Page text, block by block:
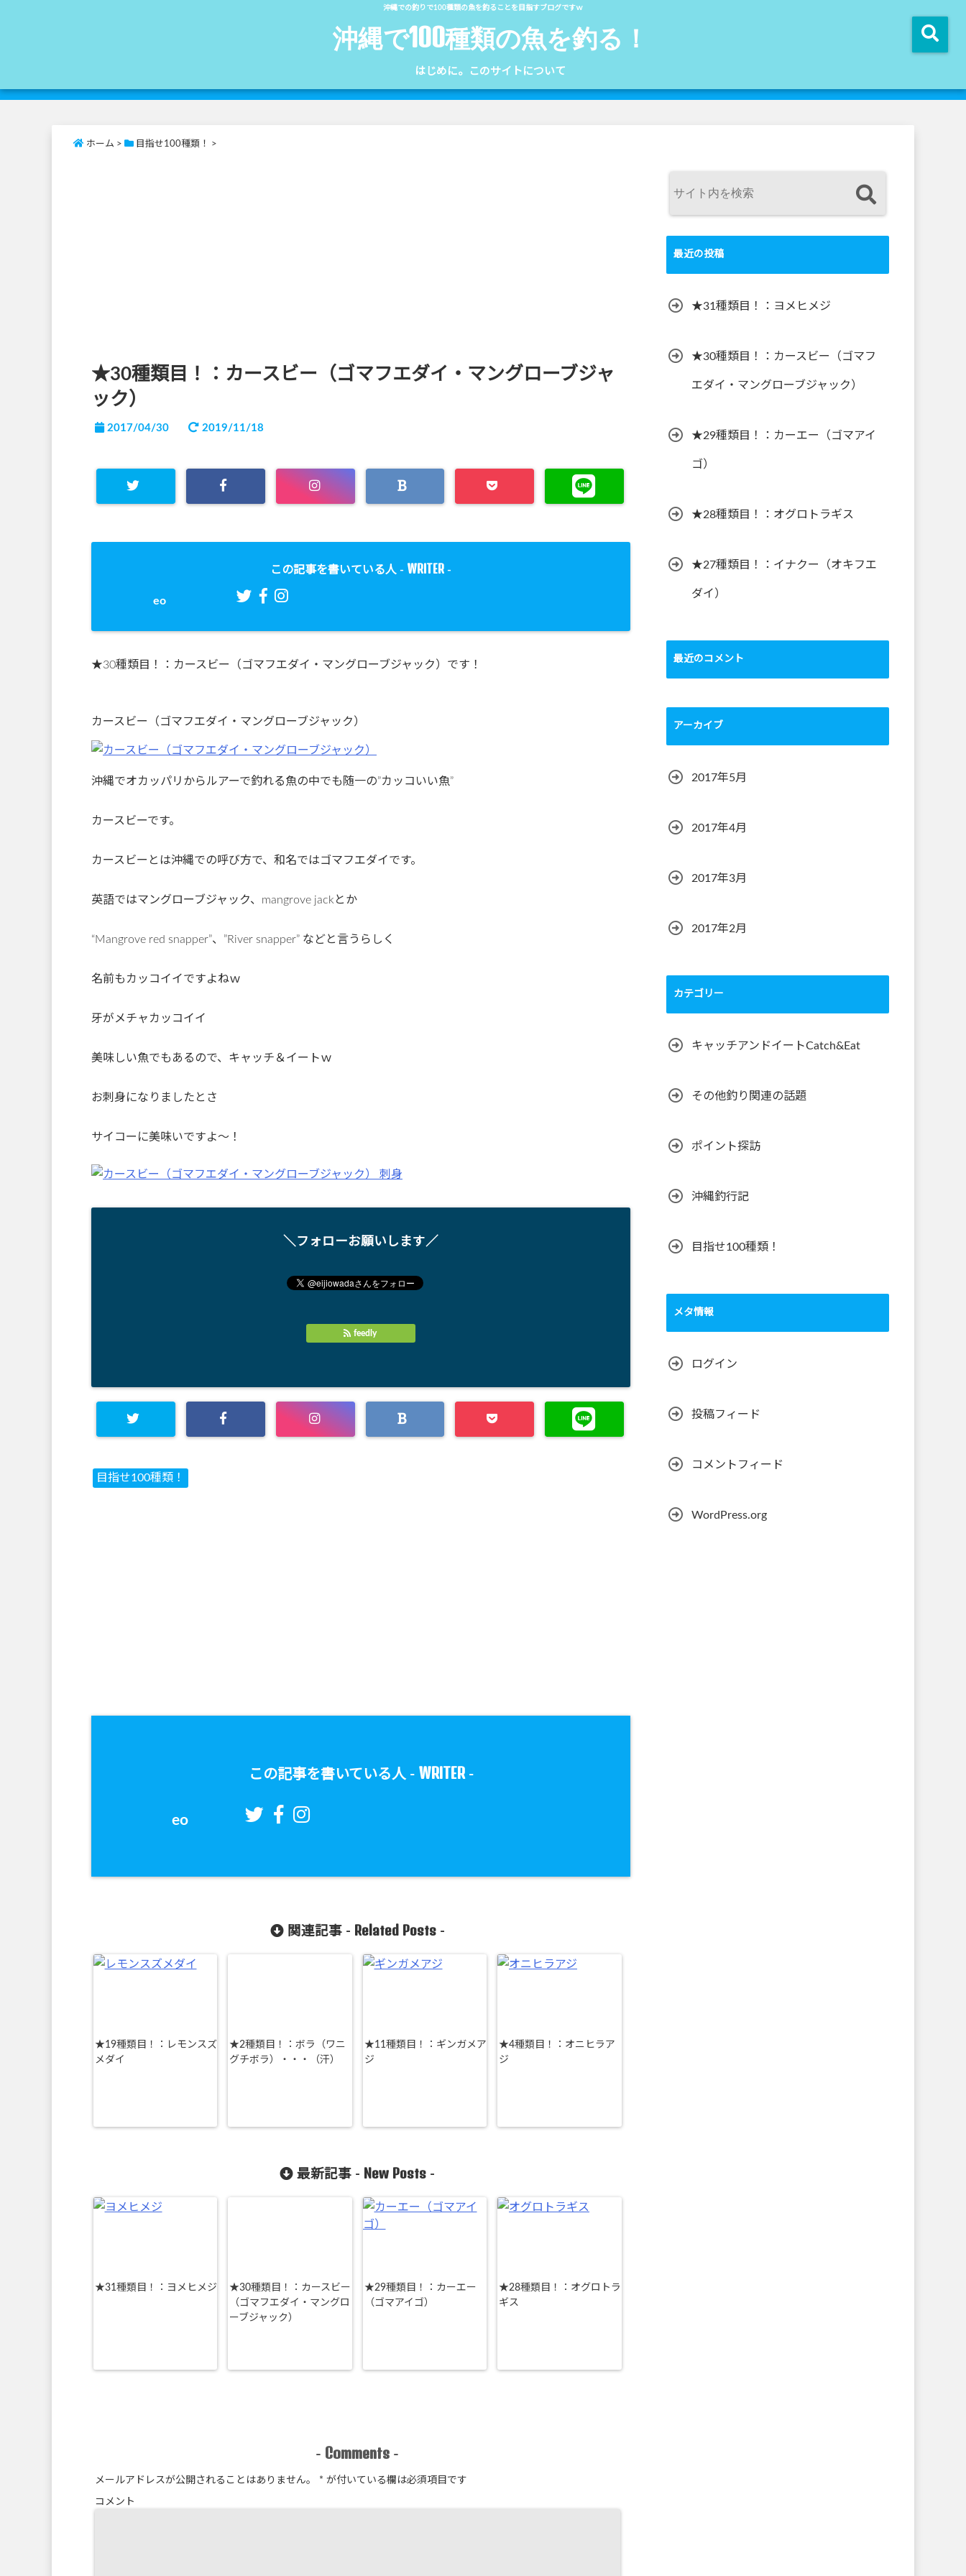
沖縄での釣りで100種類の魚を釣ることを目指すブログですｗ
沖縄で100種類の魚を釣る！
はじめに。このサイトについて
ホーム > 目指せ100種類！ >
★30種類目！：カースビー（ゴマフエダイ・マングローブジャ
ック）
2017/04/30 2019/11/18
この記事を書いている人 - WRITER -
eo
★30種類目！：カースビー（ゴマフエダイ・マングローブジャック）です！
カースビー（ゴマフエダイ・マングローブジャック）
沖縄でオカッパリからルアーで釣れる魚の中でも随一の”カッコいい魚”
カースビーです。
カースビーとは沖縄での呼び方で、和名ではゴマフエダイです。
英語ではマングローブジャック、mangrove jackとか
“Mangrove red snapper”、”River snapper” などと言うらしく
名前もカッコイイですよねｗ
牙がメチャカッコイイ
美味しい魚でもあるので、キャッチ＆イートｗ
お刺身になりましたとさ
サイコーに美味いですよ～！
＼フォローお願いします／
feedly
目指せ100種類！
この記事を書いている人 - WRITER-
eo
関連記事 - Related Posts-
★19種類目！：レモンスズ
メダイ
★2種類目！：ボラ（ワニ
グチボラ）・・・（汗）
★11種類目！：ギンガメア
ジ
★4種類目！：オニヒラア
ジ
最新記事 - New Posts -
★31種類目！：ヨメヒメジ
★30種類目！：カースビー
（ゴマフエダイ・マングロ
ーブジャック）
★29種類目！：カーエー
（ゴマアイゴ）
★28種類目！：オグロトラ
ギス
- Comments -
メールアドレスが公開されることはありません。 * が付いている欄は必須項目です
コメント
最近の投稿
★31種類目！：ヨメヒメジ
★30種類目！：カースビー（ゴマフ
エダイ・マングローブジャック）
★29種類目！：カーエー（ゴマアイ
ゴ）
★28種類目！：オグロトラギス
★27種類目！：イナクー（オキフエ
ダイ）
最近のコメント
アーカイブ
2017年5月
2017年4月
2017年3月
2017年2月
カテゴリー
キャッチアンドイートCatch&Eat
その他釣り関連の話題
ポイント探訪
沖縄釣行記
目指せ100種類！
メタ情報
ログイン
投稿フィード
コメントフィード
WordPress.org